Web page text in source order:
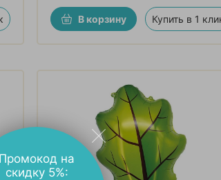
В корзину Купить в 1
Промокод на
скидку 5%: